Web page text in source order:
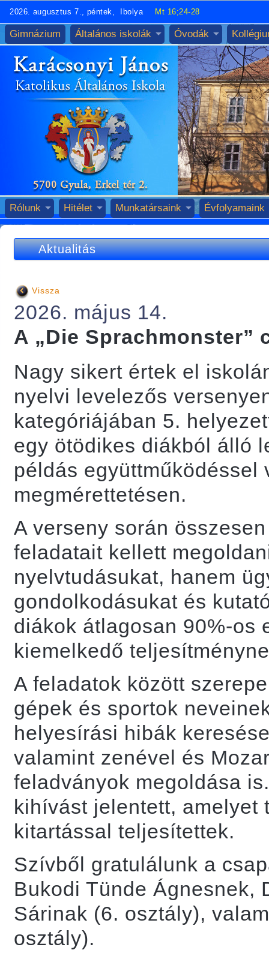
2026. augusztus 7., péntek, Ibolya Mt 16;24-28
Gimnázium Általános iskolák Óvodák
Rólunk Hitélet Munkatársaink Évfolyamaink
Aktualitás
Vissza
2026. május 14.
A „Die Sprachmonster”
Nagy sikert értek el
nyelvi levelezős
kategóriájában 5.
egy ötödikes diákból álló
példás együttműködéssel
megmérettetésen.
A verseny során
feladatait kellett
nyelvtudásukat, hanem
gondolkodásukat és
diákok átlagosan 90%-os
kiemelkedő
A feladatok között
gépek és sportok
helyesírási hibák
valamint zenével és
feladványok megoldása
kihívást jelentett, amelyet
kitartással teljesítettek.
Szívből gratulálunk a
Bukodi Tünde Ágnesnek,
Sárinak (6. osztály),
osztály).